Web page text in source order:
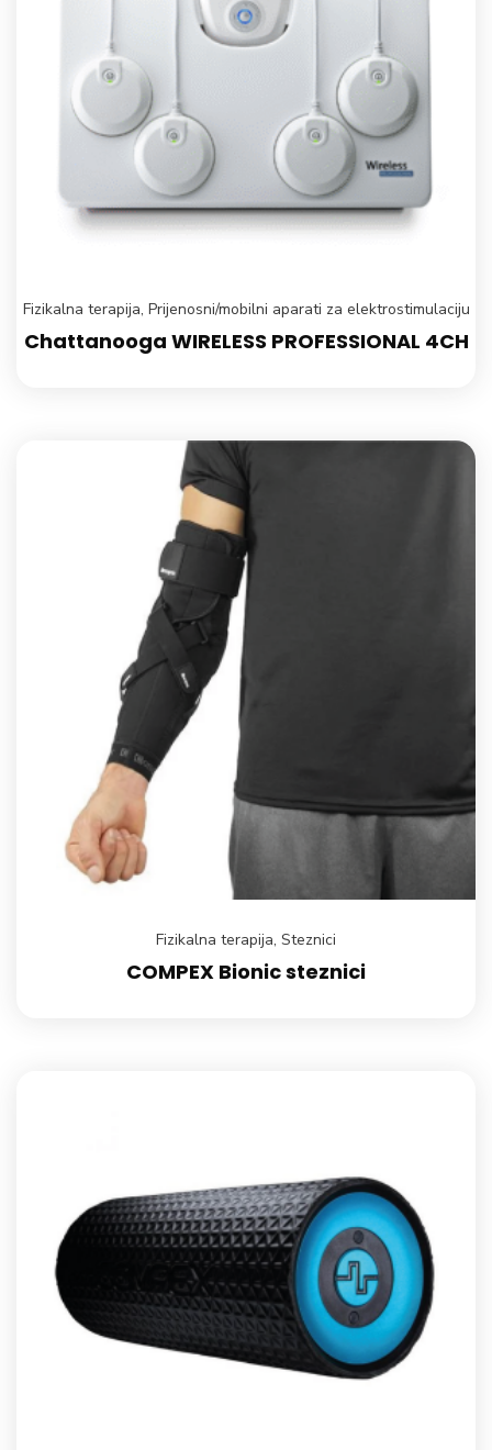
Fizikalna terapija, Prijenosni/mobilni aparati za elektrostimulaciju
Chattanooga WIRELESS PROFESSIONAL 4CH
Fizikalna terapija, Steznici
COMPEX Bionic steznici